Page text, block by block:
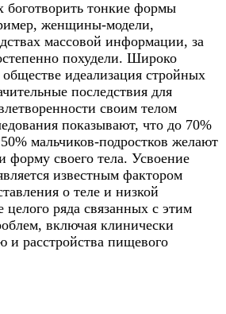
боготворить тонкие формы
женщины-модели,
массовой информации, за
похудели. Широко
идеализация стройных
последствия для
своим телом
показывают, что до 70%
мальчиков-подростков желают
форму своего тела. Усвоение
известным фактором
о теле и низкой
целого ряда связанных с этим
включая клинически
и расстройства пищевого